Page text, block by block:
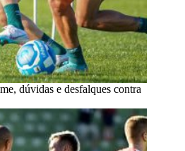
dúvidas e desfalques contra